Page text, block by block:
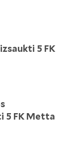
5 FK
5 FK Metta